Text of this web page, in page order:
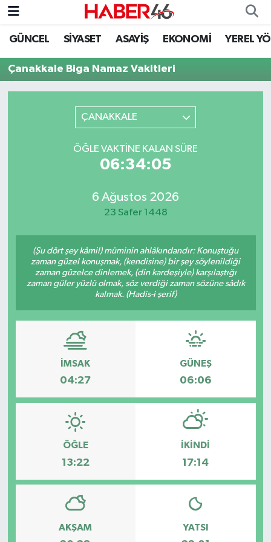
GÜNCEL SİYASET ASAYİŞ EKONOMİ YEREL
Çanakkale Biga Namaz Vakitleri
ÇANAKKALE
ÖĞLE VAKTINE KALAN SÜRE
06:34:05
6 Ağustos 2026
23 Safer 1448
(Şu dört şey kâmil) müminin ahlâkındandır: Konuştuğu
zaman güzel konuşmak, (kendisine) bir şey söylenildiği
zaman güzelce dinlemek, (din kardeşiyle) karşılaştığı
zaman güler yüzlü olmak, söz verdiği zaman sözüne sâdık
kalmak. (Hadis-i şerif)
İMSAK
04:27
GÜNEŞ
06:06
ÖĞLE
13:22
İKINDI
17:14
AKŞAM YATSI
GÜNCEL
EKONOMİ
EĞİTİM
İLÇE HABERLERİ
KÜLTÜR-SANAT
DÜNYA
ROPORTAJ
MAGAZİN
KADIN-AİLE
YEREL YÖNETİM
MEDYA
Nöbetçi Eczaneler
Hava Durumu
Kahramanmaraş Namaz Vakitleri
Süper Lig Puan Durumu ve Fikstür
Tüm Manşetler
Haber Arşivi